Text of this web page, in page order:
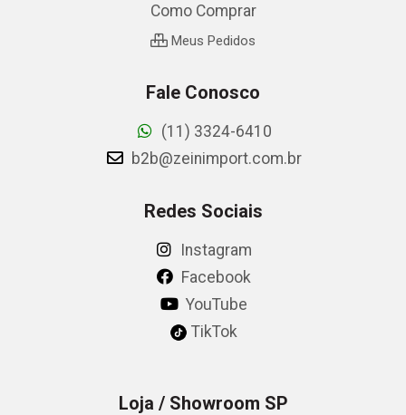
Como Comprar
Meus Pedidos
Fale Conosco
(11) 3324-6410
b2b@zeinimport.com.br
Redes Sociais
Instagram
Facebook
YouTube
TikTok
Loja / Showroom SP